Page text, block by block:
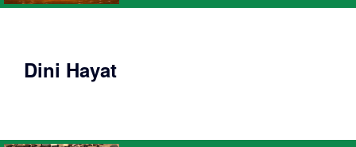
Dini Hayat